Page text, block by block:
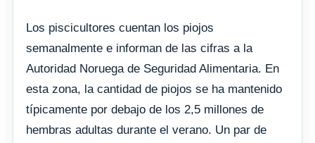
Los piscicultores cuentan los piojos
semanalmente e informan de las cifras a la
Autoridad Noruega de Seguridad Alimentaria. En
esta zona, la cantidad de piojos se ha mantenido
típicamente por debajo de los 2,5 millones de
hembras adultas durante el verano. Un par de